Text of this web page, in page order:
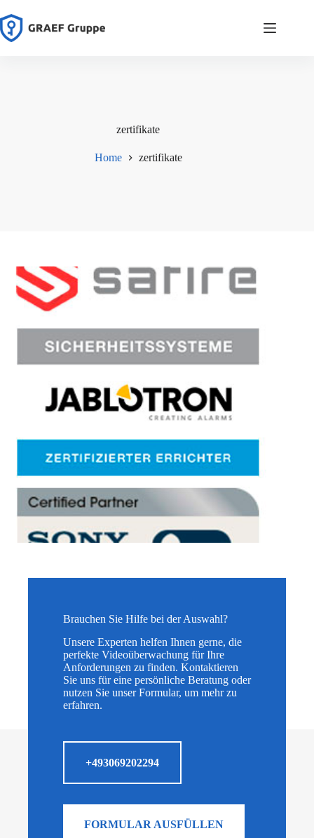
Inhalt
springen
zertifikate
Home zertifikate
Brauchen Sie Hilfe bei der Auswahl?
Unsere Experten helfen Ihnen gerne, die
perfekte Videoüberwachung für Ihre
Anforderungen zu finden. Kontaktieren
Sie uns für eine persönliche Beratung oder
nutzen Sie unser Formular, um mehr zu
erfahren.
+493069202294
FORMULAR AUSFÜLLEN